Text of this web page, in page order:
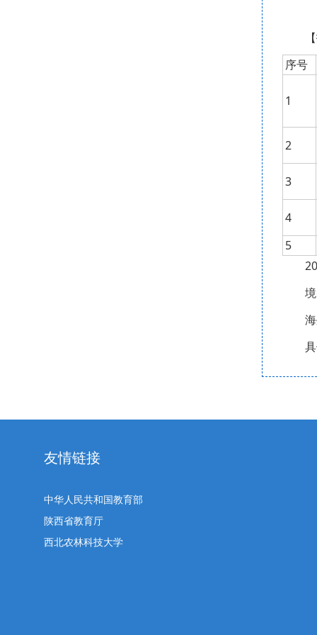
序号
1
2
3
4
5
友情链接
中华人民共和国教育部
陕西省教育厅
西北农林科技大学